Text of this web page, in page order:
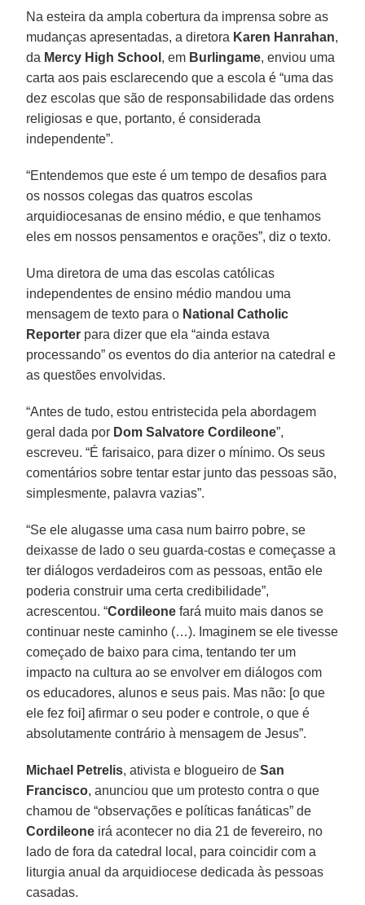
Na esteira da ampla cobertura da imprensa sobre as
mudanças apresentadas, a diretora Karen Hanrahan,
da Mercy High School , em Burlingame, enviou uma
carta aos pais esclarecendo que a escola é “uma das
dez escolas que são de responsabilidade das ordens
religiosas e que, portanto, é considerada
independente”.
“Entendemos que este é um tempo de desafios para
os nossos colegas das quatros escolas
arquidiocesanas de ensino médio, e que tenhamos
eles em nossos pensamentos e orações”, diz o texto.
Uma diretora de uma das escolas católicas
independentes de ensino médio mandou uma
mensagem de texto para o National Catholic
Reporter para dizer que ela “ainda estava
processando” os eventos do dia anterior na catedral e
as questões envolvidas.
“Antes de tudo, estou entristecida pela abordagem
geral dada por Dom Salvatore Cordileone”,
escreveu. “É farisaico, para dizer o mínimo. Os seus
comentários sobre tentar estar junto das pessoas são,
simplesmente, palavra vazias”.
“Se ele alugasse uma casa num bairro pobre, se
deixasse de lado o seu guarda-costas e começasse a
ter diálogos verdadeiros com as pessoas, então ele
poderia construir uma certa credibilidade”,
acrescentou. “Cordileone fará muito mais danos se
continuar neste caminho (…). Imaginem se ele tivesse
começado de baixo para cima, tentando ter um
impacto na cultura ao se envolver em diálogos com
os educadores, alunos e seus pais. Mas não: [o que
ele fez foi] afirmar o seu poder e controle, o que é
absolutamente contrário à mensagem de Jesus”.
Michael Petrelis, ativista e blogueiro deSan
Francisco, anunciou que um protesto contra o que
chamou de “observações e políticas fanáticas” de
Cordileone irá acontecer no dia 21 de fevereiro, no
lado de fora da catedral local, para coincidir com a
liturgia anual da arquidiocese dedicada às pessoas
casadas.